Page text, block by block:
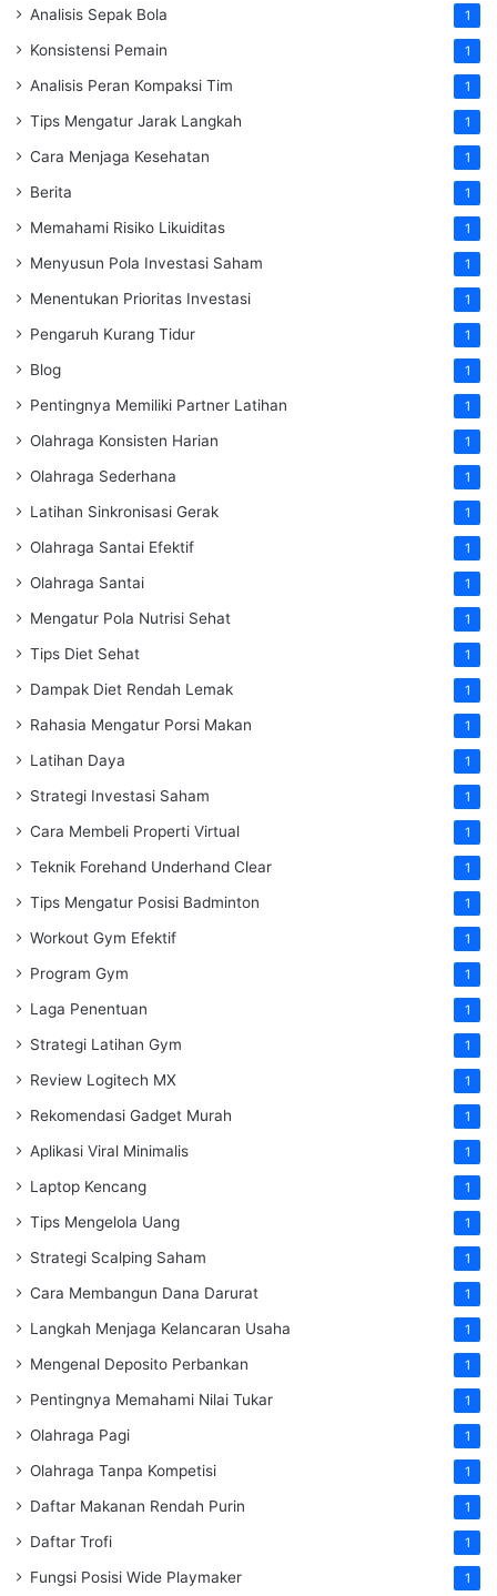
Analisis Sepak Bola 1
Konsistensi Pemain 1
Analisis Peran Kompaksi Tim 1
Tips Mengatur Jarak Langkah 1
Cara Menjaga Kesehatan 1
Berita 1
Memahami Risiko Likuiditas 1
Menyusun Pola Investasi Saham 1
Menentukan Prioritas Investasi 1
Pengaruh Kurang Tidur 1
Blog 1
Pentingnya Memiliki Partner Latihan 1
Olahraga Konsisten Harian 1
Olahraga Sederhana 1
Latihan Sinkronisasi Gerak 1
Olahraga Santai Efektif 1
Olahraga Santai 1
Mengatur Pola Nutrisi Sehat 1
Tips Diet Sehat 1
Dampak Diet Rendah Lemak 1
Rahasia Mengatur Porsi Makan 1
Latihan Daya 1
Strategi Investasi Saham 1
Cara Membeli Properti Virtual 1
Teknik Forehand Underhand Clear 1
Tips Mengatur Posisi Badminton 1
Workout Gym Efektif 1
Program Gym 1
Laga Penentuan 1
Strategi Latihan Gym 1
Review Logitech MX 1
Rekomendasi Gadget Murah 1
Aplikasi Viral Minimalis 1
Laptop Kencang 1
Tips Mengelola Uang 1
Strategi Scalping Saham 1
Cara Membangun Dana Darurat 1
Langkah Menjaga Kelancaran Usaha 1
Mengenal Deposito Perbankan 1
Pentingnya Memahami Nilai Tukar 1
Olahraga Pagi 1
Olahraga Tanpa Kompetisi 1
Daftar Makanan Rendah Purin 1
Daftar Trofi 1
Fungsi Posisi Wide Playmaker 1